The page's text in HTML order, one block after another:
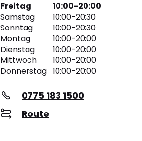
Freitag
10:00-20:00
Samstag
10:00-20:30
Sonntag
10:00-20:30
Montag
10:00-20:00
Dienstag
10:00-20:00
Mittwoch
10:00-20:00
Donnerstag 10:00-20:00
0775 183 1500
Route